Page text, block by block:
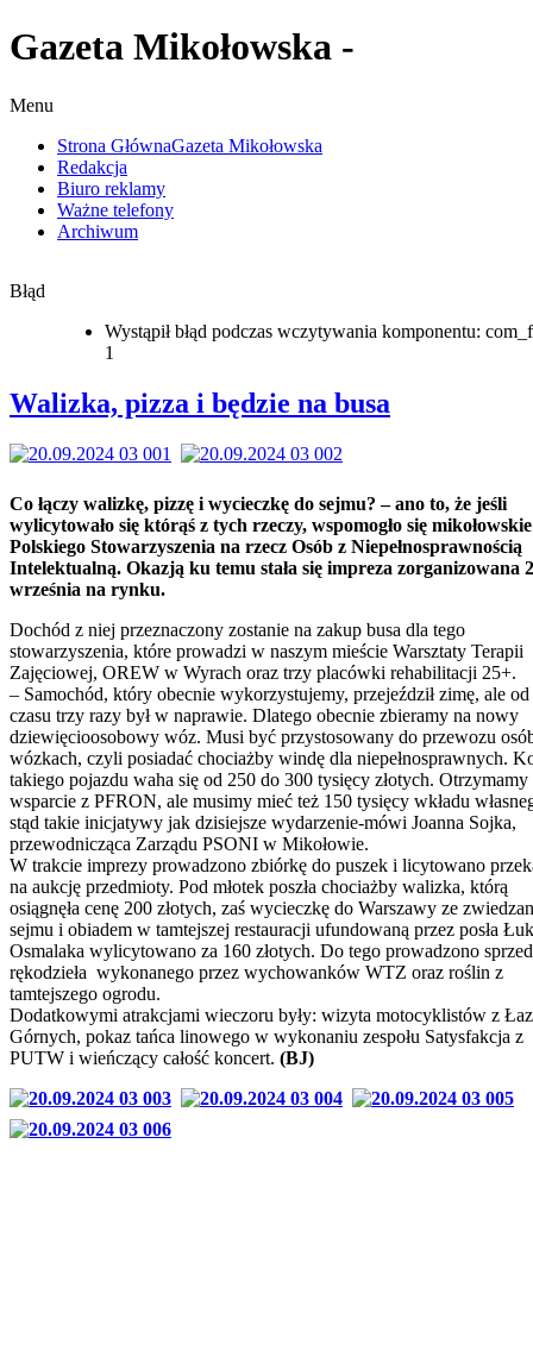
Gazeta Mikołowska -
Menu
Strona GłównaGazeta Mikołowska
Redakcja
Biuro reklamy
Ważne telefony
Archiwum
Błąd
Wystąpił błąd podczas wczytywania komponentu:
1
Walizka, pizza i będzie na busa
Co łączy walizkę, pizzę i wycieczkę do sejmu? – ano to, że jeśli
wylicytowało się którąś z tych rzeczy, wspomogło się mikołowskie
Polskiego Stowarzyszenia na rzecz Osób z Niepełnosprawnością
Intelektualną. Okazją ku temu stała się impreza zorganizowana
września na rynku.
Dochód z niej przeznaczony zostanie na zakup busa dla tego
stowarzyszenia, które prowadzi w naszym mieście Warsztaty Terapii
Zajęciowej, OREW w Wyrach oraz trzy placówki rehabilitacji 25+.
– Samochód, który obecnie wykorzystujemy, przejeździł zimę, ale od
czasu trzy razy był w naprawie. Dlatego obecnie zbieramy na nowy
dziewięcioosobowy wóz. Musi być przystosowany do przewozu
wózkach, czyli posiadać chociażby windę dla niepełnosprawnych.
takiego pojazdu waha się od 250 do 300 tysięcy złotych. Otrzymamy
wsparcie z PFRON, ale musimy mieć też 150 tysięcy wkładu
stąd takie inicjatywy jak dzisiejsze wydarzenie-mówi Joanna Sojka,
przewodnicząca Zarządu PSONI w Mikołowie.
W trakcie imprezy prowadzono zbiórkę do puszek i licytowano
na aukcję przedmioty. Pod młotek poszła chociażby walizka, którą
osiągnęła cenę 200 złotych, zaś wycieczkę do Warszawy ze
sejmu i obiadem w tamtejszej restauracji ufundowaną przez posła
Osmalaka wylicytowano za 160 złotych. Do tego prowadzono
rękodzieła wykonanego przez wychowanków WTZ oraz roślin z
tamtejszego ogrodu.
Dodatkowymi atrakcjami wieczoru były: wizyta motocyklistów z
Górnych, pokaz tańca linowego w wykonaniu zespołu Satysfakcja z
PUTW i wieńczący całość koncert. (BJ)